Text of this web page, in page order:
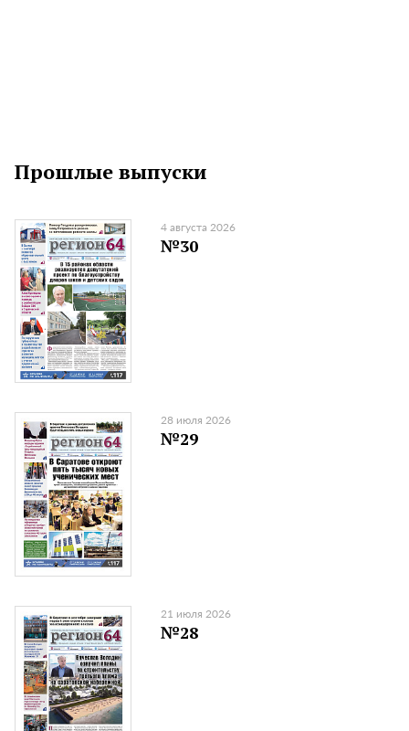
Прошлые выпуски
4 августа 2026
№30
28 июля 2026
№29
21 июля 2026
№28